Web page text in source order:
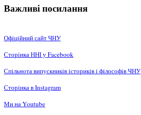
Важливі посилання
Офіційний сайт ЧНУ
Сторінка ННІ у Facebook
Спільнота випускників істориків і філософів ЧНУ
Сторінка в Instagram
Ми на Youtube